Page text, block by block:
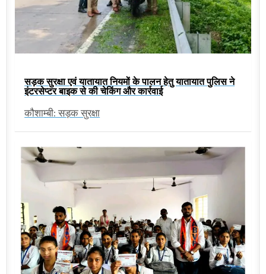
सड़क सुरक्षा एवं यातायात नियमों के पालन हेतु यातायात पुलिस ने
इंटरसेप्टर बाइक से की चेकिंग और कार्रवाई
कौशाम्बी: सड़क सुरक्षा